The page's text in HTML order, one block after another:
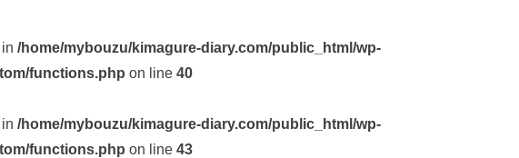
/home/mybouzu/kimagure-diary.com/public_html/wp-
functions.php on line 40
/home/mybouzu/kimagure-diary.com/public_html/wp-
functions.php on line 43